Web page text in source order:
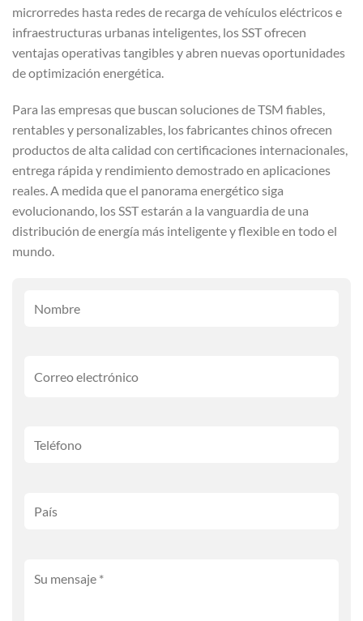
microrredes hasta redes de recarga de vehículos eléctricos e
infraestructuras urbanas inteligentes, los SST ofrecen
ventajas operativas tangibles y abren nuevas oportunidades
de optimización energética.
Para las empresas que buscan soluciones de TSM fiables,
rentables y personalizables, los fabricantes chinos ofrecen
productos de alta calidad con certificaciones internacionales,
entrega rápida y rendimiento demostrado en aplicaciones
reales. A medida que el panorama energético siga
evolucionando, los SST estarán a la vanguardia de una
distribución de energía más inteligente y flexible en todo el
mundo.